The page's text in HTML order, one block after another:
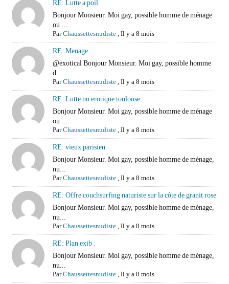
RE: Lutte a poil
Bonjour Monsieur. Moi gay, possible homme de ménage
ou ...
ParChaussettesnudiste,Il y a 8 mois
RE: Menage
@exotical Bonjour Monsieur. Moi gay, possible homme
d...
ParChaussettesnudiste,Il y a 8 mois
RE: Lutte nu erotique toulouse
Bonjour Monsieur. Moi gay, possible homme de ménage
ou ...
ParChaussettesnudiste,Il y a 8 mois
RE: vieux parisien
Bonjour Monsieur. Moi gay, possible homme de ménage,
nu...
ParChaussettesnudiste,Il y a 8 mois
RE: Offre couchsurfing naturiste sur la côte de granit rose
Bonjour Monsieur. Moi gay, possible homme de ménage,
nu...
ParChaussettesnudiste,Il y a 8 mois
RE: Plan exib .
Bonjour Monsieur. Moi gay, possible homme de ménage,
nu...
ParChaussettesnudiste,Il y a 8 mois